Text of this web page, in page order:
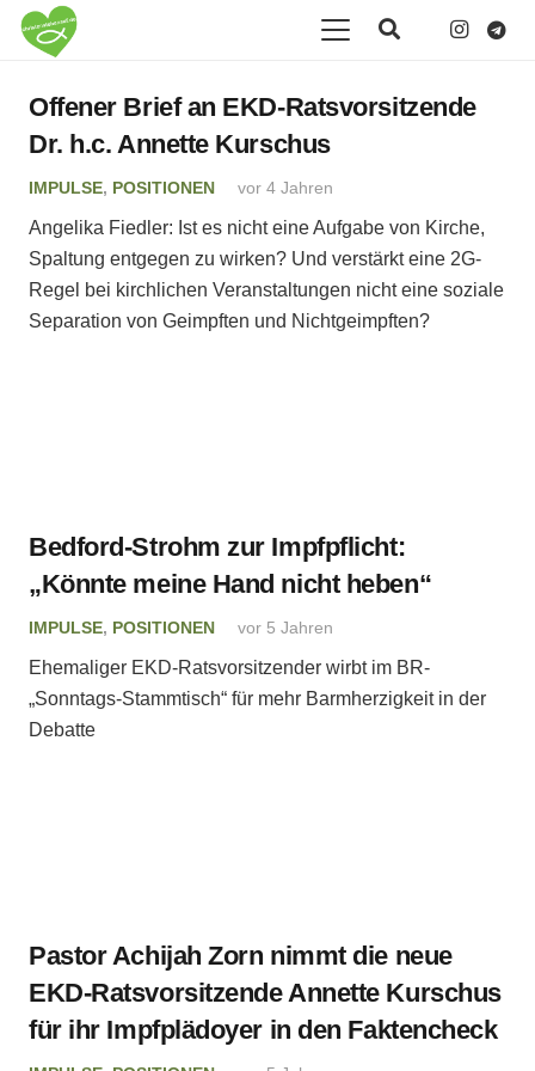
Offener Brief an EKD-Ratsvorsitzende
Dr. h.c. Annette Kurschus
IMPULSE, POSITIONEN vor 4 Jahren
Angelika Fiedler: Ist es nicht eine Aufgabe von Kirche,
Spaltung entgegen zu wirken? Und verstärkt eine 2G-
Regel bei kirchlichen Veranstaltungen nicht eine soziale
Separation von Geimpften und Nichtgeimpften?
Bedford-Strohm zur Impfpflicht:
„Könnte meine Hand nicht heben“
IMPULSE, POSITIONEN vor 5 Jahren
Ehemaliger EKD-Ratsvorsitzender wirbt im BR-
„Sonntags-Stammtisch“ für mehr Barmherzigkeit in der
Debatte
Pastor Achijah Zorn nimmt die neue
EKD-Ratsvorsitzende Annette Kurschus
für ihr Impfplädoyer in den Faktencheck